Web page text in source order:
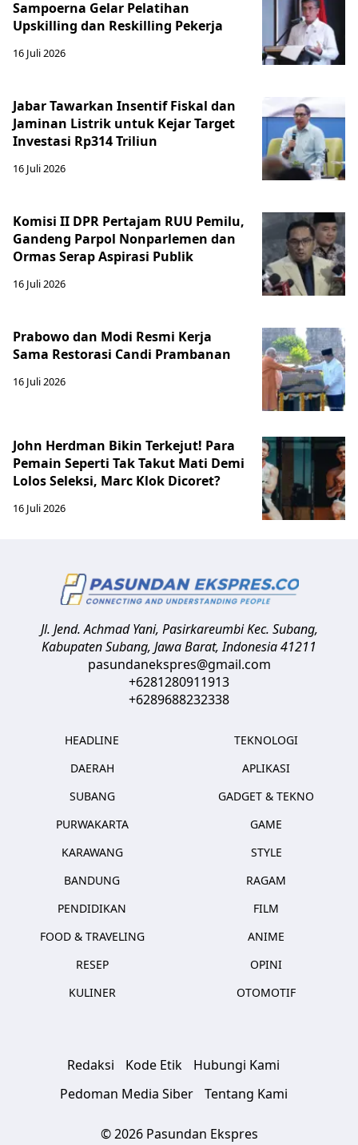
Sampoerna Gelar Pelatihan
Upskilling dan Reskilling Pekerja
16 Juli 2026
Jabar Tawarkan Insentif Fiskal dan
Jaminan Listrik untuk Kejar Target
Investasi Rp314 Triliun
16 Juli 2026
Komisi II DPR Pertajam RUU Pemilu,
Gandeng Parpol Nonparlemen dan
Ormas Serap Aspirasi Publik
16 Juli 2026
Prabowo dan Modi Resmi Kerja
Sama Restorasi Candi Prambanan
16 Juli 2026
John Herdman Bikin Terkejut! Para
Pemain Seperti Tak Takut Mati Demi
Lolos Seleksi, Marc Klok Dicoret?
16 Juli 2026
Jl. Jend. Achmad Yani, Pasirkareumbi Kec. Subang,
Kabupaten Subang, Jawa Barat,Indonesia41211
pasundanekspres@gmail.com
+6281280911913
+6289688232338
HEADLINE
DAERAH
SUBANG
PURWAKARTA
KARAWANG
BANDUNG
PENDIDIKAN
FOOD & TRAVELING
RESEP
KULINER
TEKNOLOGI
APLIKASI
GADGET & TEKNO
GAME
STYLE
RAGAM
FILM
ANIME
OPINI
OTOMOTIF
Redaksi Kode Etik
Hubungi Kami
Pedoman Media Siber
Tentang Kami
© 2026 Pasundan Ekspres